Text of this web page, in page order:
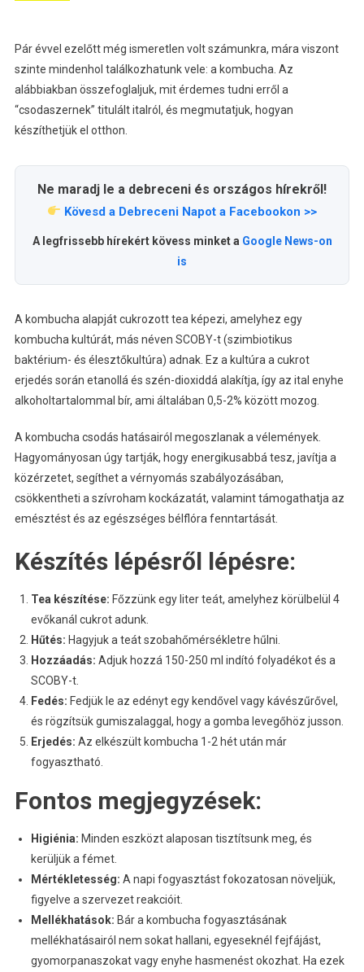
Pár évvel ezelőtt még ismeretlen volt számunkra, mára viszont
szinte mindenhol találkozhatunk vele: a kombucha. Az
alábbiakban összefoglaljuk, mit érdemes tudni erről a
“csodaszernek” titulált italról, és megmutatjuk, hogyan
készíthetjük el otthon.
Ne maradj le a debreceni és országos hírekről!
Kövesd a Debreceni Napot a Facebookon >>
A legfrissebb hírekért kövess minket a Google News-on
is
A kombucha alapját cukrozott tea képezi, amelyhez egy
kombucha kultúrát, más néven SCOBY-t (szimbiotikus
baktérium- és élesztőkultúra) adnak. Ez a kultúra a cukrot
erjedés során etanollá és szén-dioxiddá alakítja, így az ital enyhe
alkoholtartalommal bír, ami általában 0,5-2% között mozog.
A kombucha csodás hatásairól megoszlanak a vélemények.
Hagyományosan úgy tartják, hogy energikusabbá tesz, javítja a
közérzetet, segíthet a vérnyomás szabályozásában,
csökkentheti a szívroham kockázatát, valamint támogathatja az
emésztést és az egészséges bélflóra fenntartását.
Készítés lépésről lépésre:
Tea készítése: Főzzünk egy liter teát, amelyhez körülbelül 4
evőkanál cukrot adunk.
Hűtés: Hagyjuk a teát szobahőmérsékletre hűlni.
Hozzáadás: Adjuk hozzá 150-250 ml indító folyadékot és a
SCOBY-t.
Fedés: Fedjük le az edényt egy kendővel vagy kávészűrővel,
és rögzítsük gumiszalaggal, hogy a gomba levegőhöz jusson.
Erjedés: Az elkészült kombucha 1-2 hét után már
fogyasztható.
Fontos megjegyzések:
Higiénia: Minden eszközt alaposan tisztítsunk meg, és
kerüljük a fémet.
Mértékletesség: A napi fogyasztást fokozatosan növeljük,
figyelve a szervezet reakcióit.
Mellékhatások: Bár a kombucha fogyasztásának
mellékhatásairól nem sokat hallani, egyeseknél fejfájást,
gyomorpanaszokat vagy enyhe hasmenést okozhat. Ha ezek